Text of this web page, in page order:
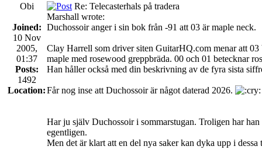
Obi
Joined:
10 Nov
2005,
01:37
Posts:
1492
Location:
Re: Telecasterhals på tradera
Marshall wrote:
Duchossoir anger i sin bok från -91 att 03 är maple neck.
Clay Harrell som driver siten GuitarHQ.com menar att
maple med rosewood greppbräda. 00 och 01 betecknar
Han håller också med din beskrivning av de fyra sista
Får nog inse att Duchossoir är något daterad 2026.
Har ju själv Duchossoir i sommarstugan. Troligen har
egentligen.
Men det är klart att en del nya saker kan dyka upp i